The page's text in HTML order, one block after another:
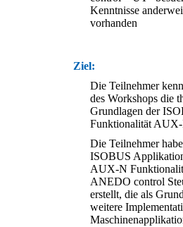
Kenntnisse
vorhanden
Ziel:
Die Teilnehmer
des Workshops die
Grundlagen der
Funktionalität
Die Teilnehmer
ISOBUS
AUX-N
ANEDO control
erstellt, die als
weitere